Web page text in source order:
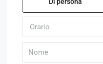
Di persona
Orario